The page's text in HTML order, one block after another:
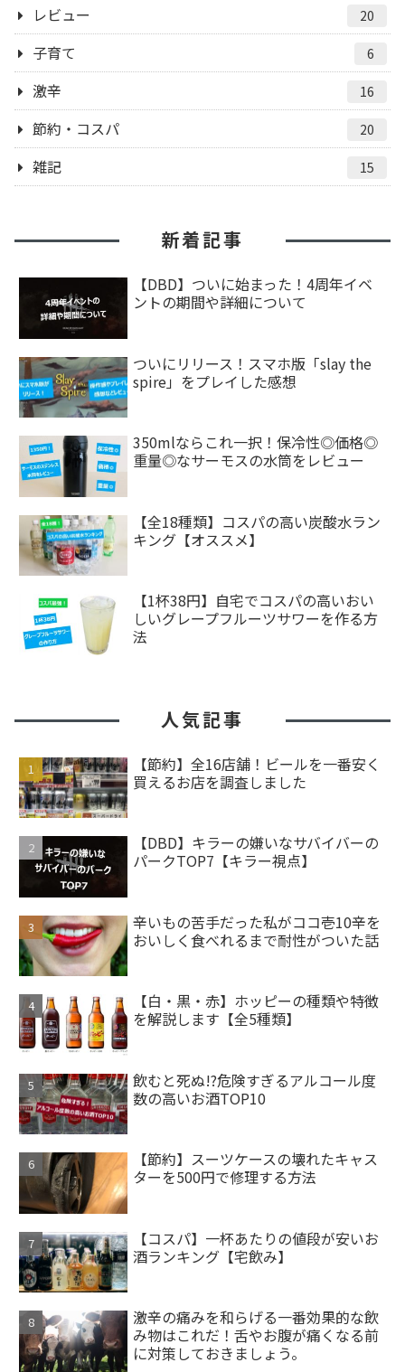
レビュー 20
子育て 6
激辛 16
節約・コスパ 20
雑記 15
新着記事
【DBD】ついに始まった！4周年イベ
ントの期間や詳細について
ついにリリース！スマホ版「slay the
spire」をプレイした感想
350mlならこれ一択！保冷性◎価格◎
重量◎なサーモスの水筒をレビュー
【全18種類】コスパの高い炭酸水ラン
キング【オススメ】
【1杯38円】自宅でコスパの高いおい
しいグレープフルーツサワーを作る方
法
人気記事
【節約】全16店舗！ビールを一番安く
買えるお店を調査しました
【DBD】キラーの嫌いなサバイバーの
パークTOP7【キラー視点】
辛いもの苦手だった私がココ壱10辛を
おいしく食べれるまで耐性がついた話
【白・黒・赤】ホッピーの種類や特徴
を解説します【全5種類】
飲むと死ぬ!?危険すぎるアルコール度
数の高いお酒TOP10
【節約】スーツケースの壊れたキャス
ターを500円で修理する方法
【コスパ】一杯あたりの値段が安いお
酒ランキング【宅飲み】
激辛の痛みを和らげる一番効果的な飲
み物はこれだ！舌やお腹が痛くなる前
に対策しておきましょう。